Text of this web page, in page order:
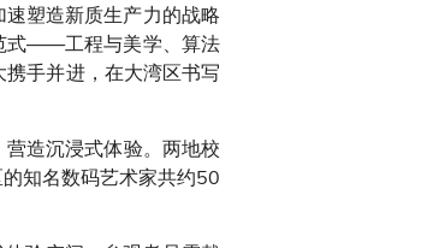
塑造新质生产力的战略
式——工程与美学、算法
手并进，在大湾区书写
造沉浸式体验。两地校
知名数码艺术家共约50